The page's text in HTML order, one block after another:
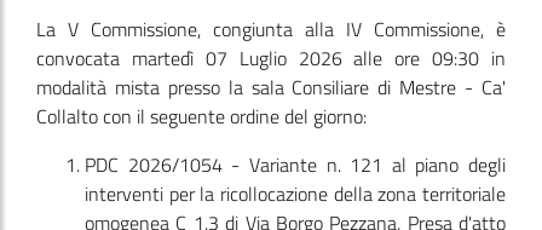
La V Commissione, congiunta alla IV Commissione, è
convocata martedì 07 Luglio 2026 alle ore 09:30 in
modalità mista presso la sala Consiliare di Mestre - Ca'
Collalto con il seguente ordine del giorno:
PDC 2026/1054 - Variante n. 121 al piano degli
interventi per la ricollocazione della zona territoriale
omogenea C 1.3 di Via Borgo Pezzana. Presa d'atto